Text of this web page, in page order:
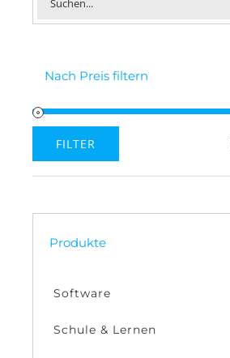
Nach Preis filtern
Preis
Preis
FILTER
Produkte
Software
Schule & Lernen